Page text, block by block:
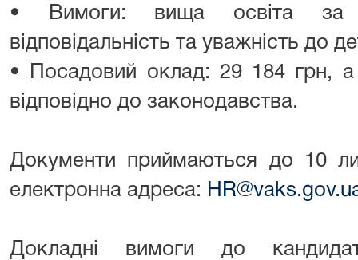
• Вимоги: вища освіта за
відповідальність та уважність до
• Посадовий оклад: 29 184 грн, а
відповідно до законодавства.
Документи приймаються до 10
електронна адреса:
Докладні вимоги до